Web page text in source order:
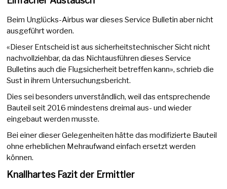
Beim Unglücks-Airbus war dieses Service Bulletin aber nicht
ausgeführt worden.
«Dieser Entscheid ist aus sicherheitstechnischer Sicht nicht
nachvollziehbar, da das Nichtausführen dieses Service
Bulletins auch die Flugsicherheit betreffen kann», schrieb die
Sust in ihrem Untersuchungsbericht.
Dies sei besonders unverständlich, weil das entsprechende
Bauteil seit 2016 mindestens dreimal aus- und wieder
eingebaut werden musste.
Bei einer dieser Gelegenheiten hätte das modifizierte Bauteil
ohne erheblichen Mehraufwand einfach ersetzt werden
können.
Knallhartes Fazit der Ermittler